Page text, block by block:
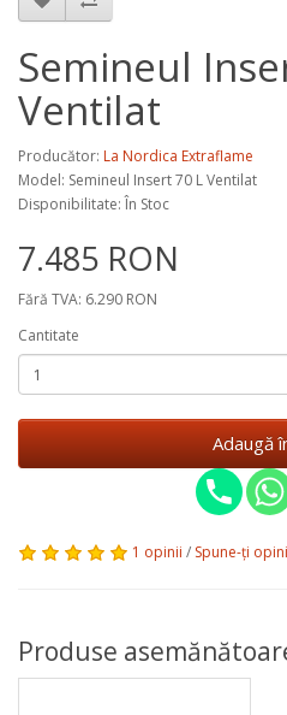
Semineul
Ventilat
Producător: La Nordica Extraflame
Model: Semineul Insert 70 L Ventilat
Disponibilitate: În Stoc
7.485 RON
Fără TVA: 6.290 RON
Cantitate
Adaugă
1 opinii / Spune-ţi
Produse